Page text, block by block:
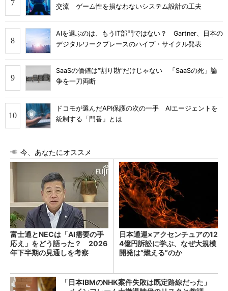
交流 ゲーム性を損なわないシステム設計の工夫
AIを選ぶのは、もうIT部門ではない？ Gartner、日本の
デジタルワークプレースのハイプ・サイクル発表
SaaSの価値は“割り勘”だけじゃない 「SaaSの死」論
争を一刀両断
ドコモが選んだAPI保護の次の一手 AIエージェントを
統制する「門番」とは
今、あなたにオススメ
富士通とNECは「AI需要の手
応え」をどう語った？ 2026
年下半期の見通しを考察
日本通運×アクセンチュアの12
4億円訴訟に学ぶ、なぜ大規模
開発は“燃える”のか
「日本IBMのNHK案件失敗は既定路線だった」